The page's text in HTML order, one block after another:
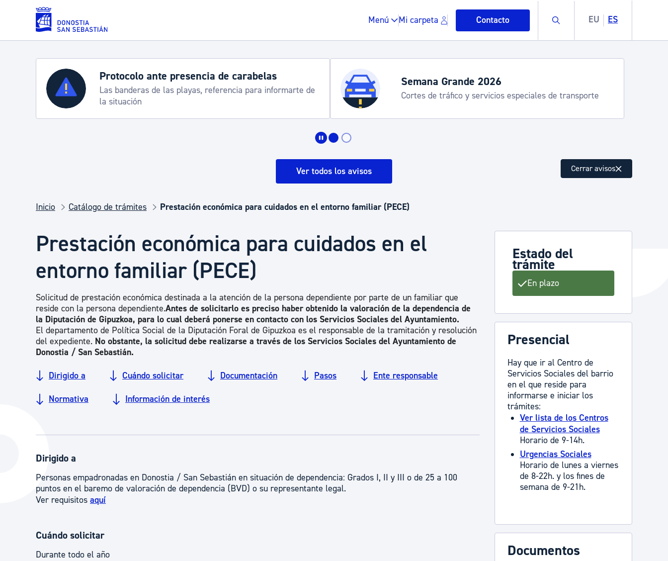
Saltar al contenido principal
Menú Mi carpeta Contacto Buscar EU ES
Servicios
Padrón y asuntos personales
Espacio público, residuos y medioambiente
Salud Pública, animales y consumo
Infancia y juventud Igualdad, Derechos Humanos y convivencia
Participación ciudadana y asociacionismo Cultura
Deporte Turismo
La ciudad
La ciudad ahora
Descubre la ciudad
Noticias
Avisos
Tablón de anuncios oficiales
Calendario fiscal
Catálogo de trámites
Protocolo ante presencia de carabelas
Las banderas de las playas, referencia para informarte de
la situación
Semana Grande 2026
Cortes de tráfico y servicios especiales de transporte
Ver todos los avisos Cerrar avisos
Inicio Catálogo de trámites Prestación económica para cuidados en el entorno familiar (PECE)
Prestación económica para cuidados en el
entorno familiar (PECE)
Solicitud de prestación económica destinada a la atención de la persona dependiente por parte de un familiar que
reside con la persona dependiente.Antes de solicitarlo es preciso haber obtenido la valoración de la dependencia de
la Diputación de Gipuzkoa, para lo cual deberá ponerse en contacto con los Servicios Sociales del Ayuntamiento.
El departamento de Política Social de la Diputación Foral de Gipuzkoa es el responsable de la tramitación y resolución
del expediente. No obstante, la solicitud debe realizarse a través de los Servicios Sociales del Ayuntamiento de
Donostia / San Sebastián.
Dirigido a Cuándo solicitar Documentación Pasos Ente responsable
Normativa Información de interés
Dirigido a
Personas empadronadas en Donostia / San Sebastián en situación de dependencia: Grados I, II y III o de 25 a 100
puntos en el baremo de valoración de dependencia (BVD) o su representante legal.
Ver requisitos aquí
Cuándo solicitar
Durante todo el año
Estado del
trámite
En plazo
Presencial
Hay que ir al Centro de
Servicios Sociales del barrio
en el que reside para
informarse e iniciar los
trámites:
Ver lista de los Centros
de Servicios Sociales
Horario de 9-14h.
Urgencias Sociales
Horario de lunes a viernes
de 8-22h. y los fines de
semana de 9-21h.
Documentos